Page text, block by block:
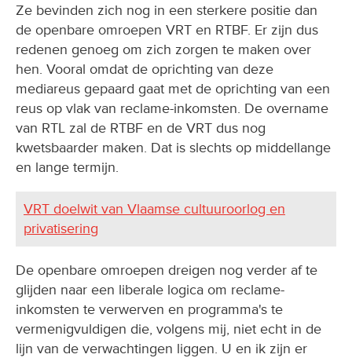
Ze bevinden zich nog in een sterkere positie dan
de openbare omroepen VRT en RTBF. Er zijn dus
redenen genoeg om zich zorgen te maken over
hen. Vooral omdat de oprichting van deze
mediareus gepaard gaat met de oprichting van een
reus op vlak van reclame-inkomsten. De overname
van RTL zal de RTBF en de VRT dus nog
kwetsbaarder maken. Dat is slechts op middellange
en lange termijn.
VRT doelwit van Vlaamse cultuuroorlog en
privatisering
De openbare omroepen dreigen nog verder af te
glijden naar een liberale logica om reclame-
inkomsten te verwerven en programma's te
vermenigvuldigen die, volgens mij, niet echt in de
lijn van de verwachtingen liggen. U en ik zijn er